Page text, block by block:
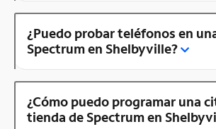
¿Puedo probar teléfonos en
Spectrum en Shelbyville?
¿Cómo puedo programar una
tienda de Spectrum en